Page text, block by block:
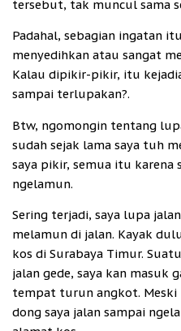
tersebut, tak muncul sama
Padahal, sebagian ingatan
menyedihkan atau sangat
Kalau dipikir-pikir, itu
sampai terlupakan?.
Btw, ngomongin tentang
sudah sejak lama saya tuh
saya pikir, semua itu karena
ngelamun.
Sering terjadi, saya lupa
melamun di jalan. Kayak
kos di Surabaya Timur.
jalan gede, saya kan masuk
tempat turun angkot. Meski
dong saya jalan sampai